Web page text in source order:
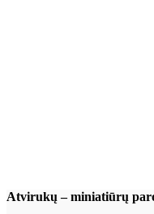
Atvirukų – miniatiūrų